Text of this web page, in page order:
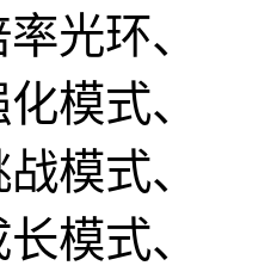
光环、
模式、
模式、
模式、